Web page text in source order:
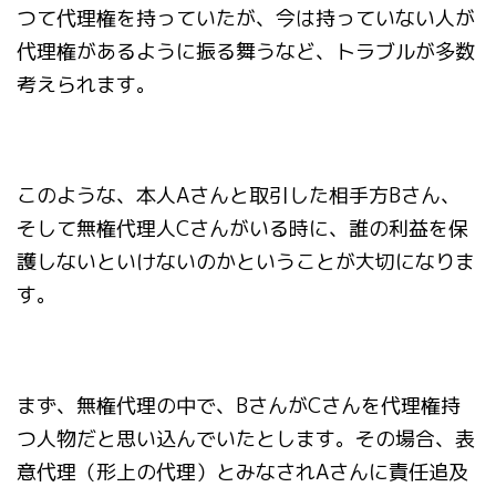
つて代理権を持っていたが、今は持っていない人が
代理権があるように振る舞うなど、トラブルが多数
考えられます。
このような、本人Aさんと取引した相手方Bさん、
そして無権代理人Cさんがいる時に、誰の利益を保
護しないといけないのかということが大切になりま
す。
まず、無権代理の中で、BさんがCさんを代理権持
つ人物だと思い込んでいたとします。その場合、表
意代理（形上の代理）とみなされAさんに責任追及